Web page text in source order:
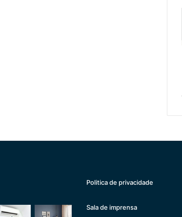
Politica de privacidade
Sala de imprensa